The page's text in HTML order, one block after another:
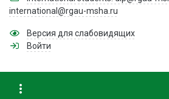
international@rgau-msha.ru
Версия для слабовидящих
Войти